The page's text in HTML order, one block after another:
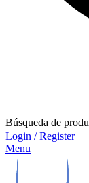
Búsqueda de
Login / Register
Menu